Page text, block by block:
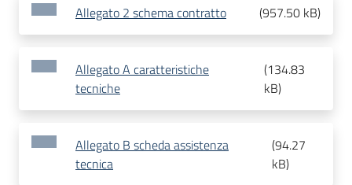
Allegato 2 schema contratto (957.50 kB)
Allegato A caratteristiche
tecniche
(134.83
kB)
Allegato B scheda assistenza
tecnica
(94.27
kB)